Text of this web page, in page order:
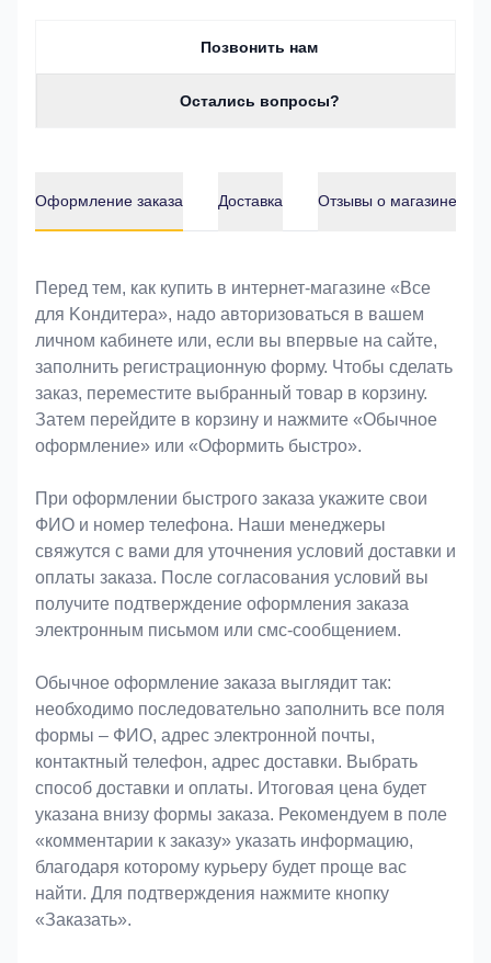
Позвонить нам
Остались вопросы?
Оформление заказа Доставка Отзывы о магазине
Оформление заказа
Перед тем, как купить в интернет-магазине «Bce
для Koндитeрa», надо авторизоваться в вашем
личном кабинете или, если вы впервые на сайте,
заполнить регистрационную форму. Чтобы сделать
заказ, переместите выбранный товар в корзину.
Затем перейдите в корзину и нажмите «Обычное
оформление» или «Оформить быстро».
При оформлении быстрого заказа укажите свои
ФИО и номер телефона. Наши менеджеры
свяжутся с вами для уточнения условий доставки и
оплаты заказа. После согласования условий вы
получите подтверждение оформления заказа
электронным письмом или смс-сообщением.
Обычное оформление заказа выглядит так:
необходимо последовательно заполнить все поля
формы – ФИО, адрес электронной почты,
контактный телефон, адрес доставки. Выбрать
способ доставки и оплаты. Итоговая цена будет
указана внизу формы заказа. Рекомендуем в поле
«комментарии к заказу» указать информацию,
благодаря которому курьеру будет проще вас
найти. Для подтверждения нажмите кнопку
«Заказать».